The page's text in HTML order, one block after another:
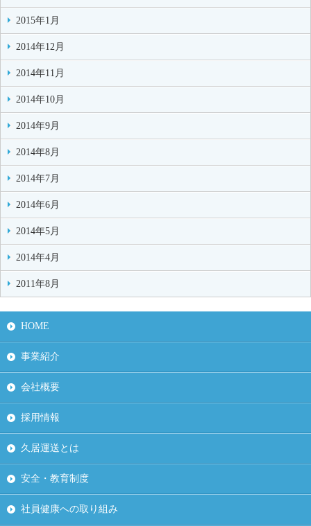
2015年1月
2014年12月
2014年11月
2014年10月
2014年9月
2014年8月
2014年7月
2014年6月
2014年5月
2014年4月
2011年8月
HOME
事業紹介
会社概要
採用情報
久居運送とは
安全・教育制度
社員健康への取り組み